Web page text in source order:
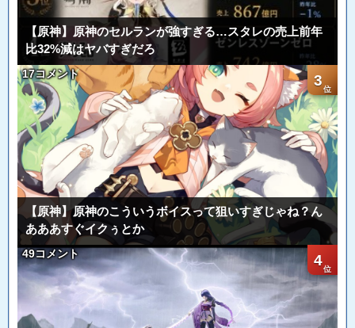
【原神】原神のセルランが強すぎる…スタレの売上前年
比32%減はヤバすぎだろ
3
17コメント
【原神】原神のこういうボイスって狙いすぎじゃね？ん
あああすぐイクぅとか
4
49コメント